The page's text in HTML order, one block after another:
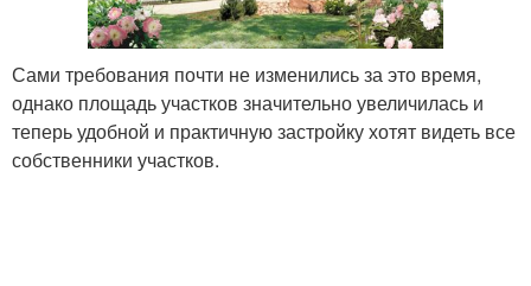
Сами требования почти не изменились за это время,
однако площадь участков значительно увеличилась и
теперь удобной и практичную застройку хотят видеть все
собственники участков.